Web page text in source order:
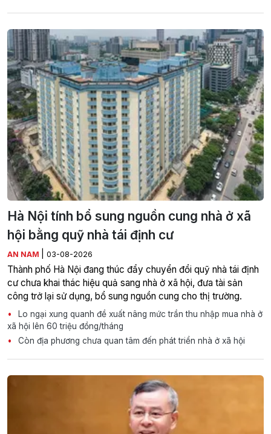
Hà Nội tính bổ sung nguồn cung nhà ở xã
hội bằng quỹ nhà tái định cư
AN NAM 03-08-2026
Thành phố Hà Nội đang thúc đẩy chuyển đổi quỹ nhà tái định
cư chưa khai thác hiệu quả sang nhà ở xã hội, đưa tài sản
công trở lại sử dụng, bổ sung nguồn cung cho thị trường.
Lo ngại xung quanh đề xuất nâng mức trần thu nhập mua nhà ở
xã hội lên 60 triệu đồng/tháng
Còn địa phương chưa quan tâm đến phát triển nhà ở xã hội